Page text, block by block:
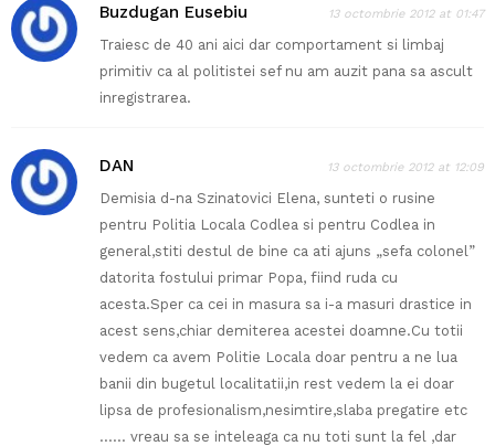
Buzdugan Eusebiu 13 octombrie 2012 at 01:47
Traiesc de 40 ani aici dar comportament si limbaj
primitiv ca al politistei sef nu am auzit pana sa ascult
inregistrarea.
DAN 13 octombrie 2012 at 12:09
Demisia d-na Szinatovici Elena, sunteti o rusine
pentru Politia Locala Codlea si pentru Codlea in
general,stiti destul de bine ca ati ajuns „sefa colonel”
datorita fostului primar Popa, fiind ruda cu
acesta.Sper ca cei in masura sa i-a masuri drastice in
acest sens,chiar demiterea acestei doamne.Cu totii
vedem ca avem Politie Locala doar pentru a ne lua
banii din bugetul localitatii,in rest vedem la ei doar
lipsa de profesionalism,nesimtire,slaba pregatire etc
…… vreau sa se inteleaga ca nu toti sunt la fel ,dar